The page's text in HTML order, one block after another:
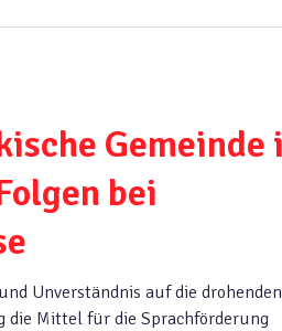
Gemeinde
bei
Unverständnis auf die drohenden
die Mittel für die Sprachförderung